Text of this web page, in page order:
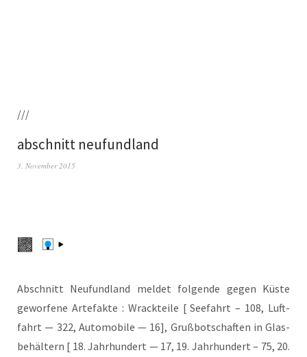
///
abschnitt neufundland
3. November 2015
Abschnitt Neu­fund­land mel­det fol­gen­de gegen Küs­te
gewor­fe­ne Arte­fak­te : Wrack­tei­le [ See­fahrt – 108, Luft­
fahrt — 322, Auto­mo­bi­le — 16], Gruß­bot­schaf­ten in Glas­
be­häl­tern [ 18. Jahr­hun­dert — 17, 19. Jahr­hun­dert – 75, 20.